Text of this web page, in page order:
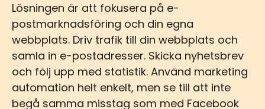
Lösningen är att fokusera på e-
postmarknadsföring och din egna
webbplats. Driv trafik till din webbplats och
samla in e-postadresser. Skicka nyhetsbrev
och följ upp med statistik. Använd marketing
automation helt enkelt, men se till att inte
begå samma misstag som med Facebook